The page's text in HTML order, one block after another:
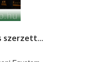
A 90. sürgősségi szakorvos szerzett szakvizsgát a Debreceni Egyetemen